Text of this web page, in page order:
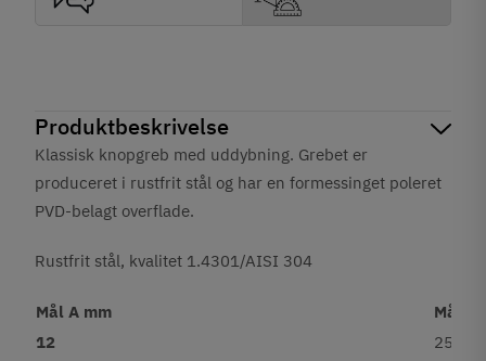
Produktbeskrivelse
Klassisk knopgreb med uddybning. Grebet er
produceret i rustfrit stål og har en formessinget poleret
PVD-belagt overflade.
Rustfrit stål, kvalitet 1.4301/AISI 304
Mål A mm
Mål B
12
25